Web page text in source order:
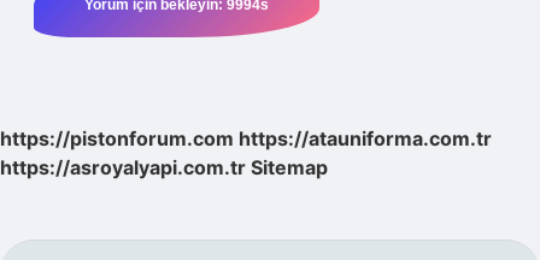
https://pistonforum.com https://atauniforma.com.tr
https://asroyalyapi.com.tr Sitemap